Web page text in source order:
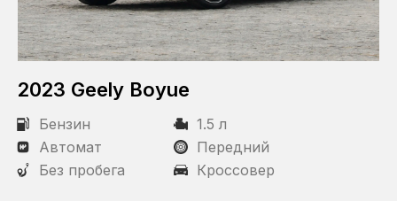
2023 Geely Boyue
Бензин
1.5 л
Автомат
Передний
Без пробега
Кроссовер